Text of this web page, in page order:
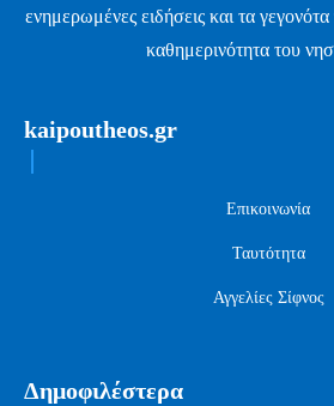
ενημερωμένες ειδήσεις και τα
καθημερινότητα του
kaipoutheos.gr
Επικοινωνία
Ταυτότητα
Αγγελίες Σίφνος
Δημοφιλέστερα